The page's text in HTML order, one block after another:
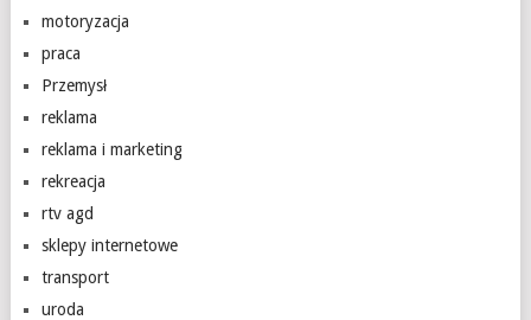
motoryzacja
praca
Przemysł
reklama
reklama i marketing
rekreacja
rtv agd
sklepy internetowe
transport
uroda